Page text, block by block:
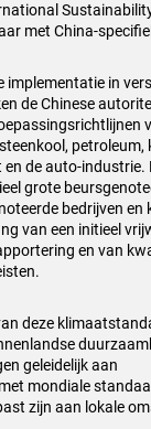
met China-
implementatie in
de Chinese
de auto-industrie.
grote
bedrijven en
van een initieel
en van
deze
geleidelijk aan
mondiale
zijn aan lokale